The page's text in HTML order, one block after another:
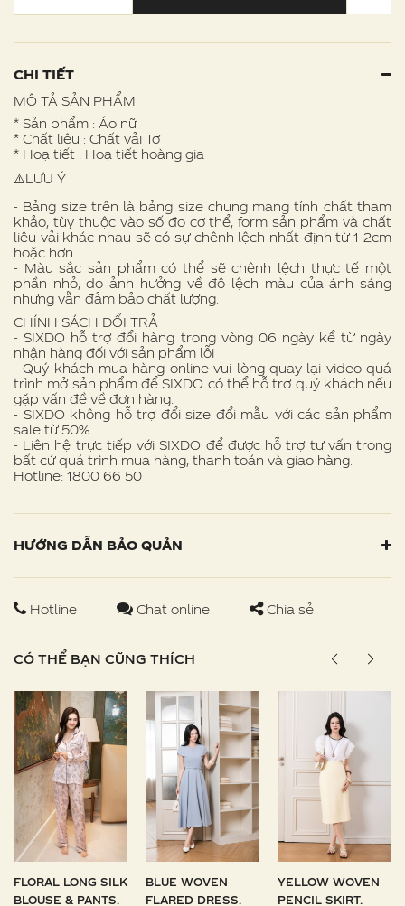
CHI TIẾT
MÔ TẢ SẢN PHẨM
* Sản phẩm : Áo nữ
* Chất liệu : Chất vải Tơ
* Hoạ tiết : Hoạ tiết hoàng gia
⚠️LƯU Ý
- Bảng size trên là bảng size chung mang tính chất tham
khảo, tùy thuộc vào số đo cơ thể, form sản phẩm và chất
liệu vải khác nhau sẽ có sự chênh lệch nhất định từ 1-2cm
hoặc hơn.
- Màu sắc sản phẩm có thể sẽ chênh lệch thực tế một
phần nhỏ, do ảnh hưởng về độ lệch màu của ánh sáng
nhưng vẫn đảm bảo chất lượng.
CHÍNH SÁCH ĐỔI TRẢ
- SIXDO hỗ trợ đổi hàng trong vòng 06 ngày kể từ ngày
nhận hàng đối với sản phẩm lỗi
- Quý khách mua hàng online vui lòng quay lại video quá
trình mở sản phẩm để SIXDO có thể hỗ trợ quý khách nếu
gặp vấn đề về đơn hàng.
- SIXDO không hỗ trợ đổi size đổi mẫu với các sản phẩm
sale từ 50%.
- Liên hệ trực tiếp với SIXDO để được hỗ trợ tư vấn trong
bất cứ quá trình mua hàng, thanh toán và giao hàng.
Hotline: 1800 66 50
HƯỚNG DẪN BẢO QUẢN
Hotline Chat online Chia sẻ
CÓ THỂ BẠN CŨNG THÍCH
FLORAL LONG SILK
BLOUSE & PANTS.
BLUE WOVEN
FLARED DRESS.
YELLOW WOVEN
PENCIL SKIRT.